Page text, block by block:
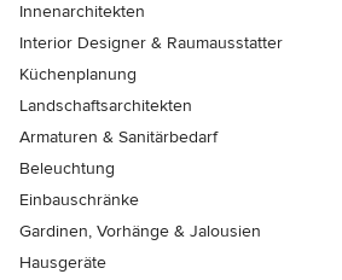
Innenarchitekten
Interior Designer & Raumausstatter
Küchenplanung
Landschaftsarchitekten
Armaturen & Sanitärbedarf
Beleuchtung
Einbauschränke
Gardinen, Vorhänge & Jalousien
Hausgeräte